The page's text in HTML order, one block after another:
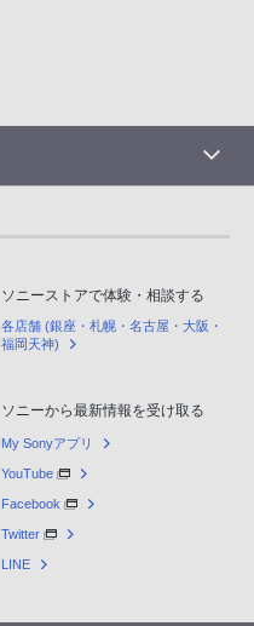
ソニーストアで体験・相談する
各店舗 (銀座・札幌・名古屋・大阪・
福岡天神)
ソニーから最新情報を受け取る
My Sonyアプリ
YouTube
Facebook
Twitter
LINE